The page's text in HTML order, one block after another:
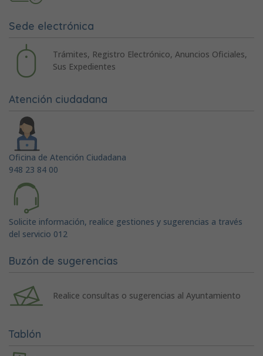
Sede electrónica
Trámites, Registro Electrónico, Anuncios Oficiales,
Sus Expedientes
Atención ciudadana
Oficina de Atención Ciudadana
948 23 84 00
Solicite información, realice gestiones y sugerencias a través
del servicio 012
Buzón de sugerencias
Realice consultas o sugerencias al Ayuntamiento
Tablón